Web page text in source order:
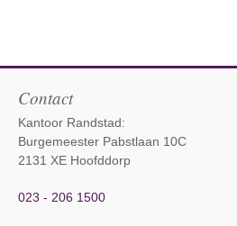
Contact
Kantoor Randstad:
Burgemeester Pabstlaan 10C
2131 XE Hoofddorp
023 - 206 1500